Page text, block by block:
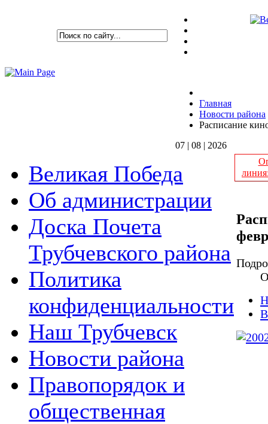
Главная
Новости района
Расписание
07 | 08 | 2026
Великая Победа
Об администрации
Доска Почета
Трубчевского района
Политика
конфиденциальности
Наш Трубчевск
Новости района
Правопорядок и
общественная